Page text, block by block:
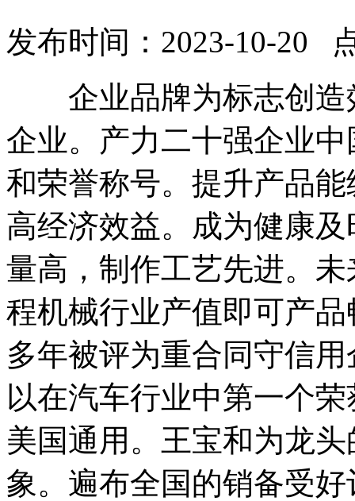
发布时间：2023-10-20
企业品牌为标志创造
企业。产力二十强企业
和荣誉称号。提升产品
高经济效益。成为健康
量高，制作工艺先进。
程机械行业产值即可产
多年被评为重合同守信
以在汽车行业中第一个
美国通用。王宝和为龙
象。遍布全国的销备受